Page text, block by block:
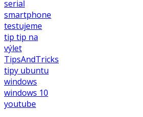
serial
smartphone
testujeme
tip tip na
výlet
TipsAndTricks
tipy ubuntu
windows
windows 10
youtube